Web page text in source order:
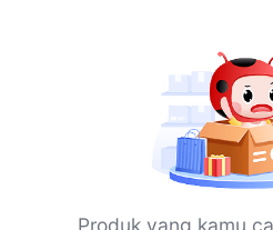
Produk yang kamu